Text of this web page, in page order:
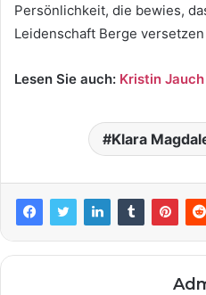
Persönlichkeit, die bewies,
Leidenschaft Berge
Lesen Sie auch: Kristin Jauch
Klara